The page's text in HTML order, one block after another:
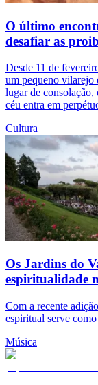
O último
desafiar as
Desde 11 de
um pequeno vilarejo
lugar de
céu entra em
Cultura
Os Jardins do
espiritualidade
Com a recente
espiritual serve
Música